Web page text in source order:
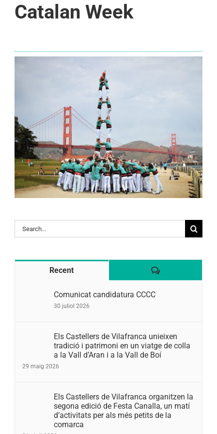
Catalan Week
Search
for:
Recent Comentaris
Comunicat candidatura CCCC
30 juliol 2026
Els Castellers de Vilafranca unieixen
tradició i patrimoni en un viatge de colla
a la Vall d’Aran i a la Vall de Boí
29 maig 2026
Els Castellers de Vilafranca organitzen la
segona edició de Festa Canalla, un matí
d’activitats per als més petits de la
comarca